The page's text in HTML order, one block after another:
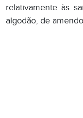
relativamente às
algodão, de